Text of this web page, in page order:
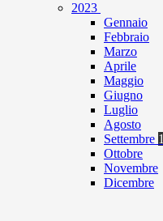
2023
Gennaio
Febbraio
Marzo
Aprile
Maggio
Giugno
Luglio
Agosto
Settembre 1
Ottobre
Novembre
Dicembre